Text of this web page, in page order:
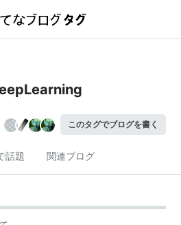
このタグでブログを書く
話題 関連ブログ